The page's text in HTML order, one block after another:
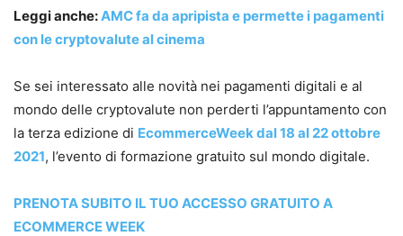
Leggi anche:AMC fa da apripista e permette i pagamenti
con le cryptovalute al cinema
Se sei interessato alle novità nei pagamenti digitali e al
mondo delle cryptovalute non perderti l’appuntamento con
la terza edizione di EcommerceWeek dal 18 al 22 ottobre
2021, l’evento di formazione gratuito sul mondo digitale.
PRENOTA SUBITO IL TUO ACCESSO GRATUITO A
ECOMMERCE WEEK